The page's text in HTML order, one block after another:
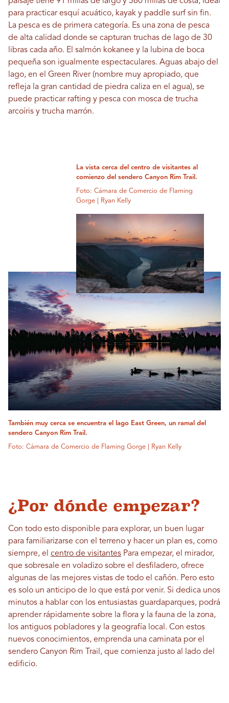
para practicar esquí acuático, kayak y paddle surf sin fin.
La pesca es de primera categoría. Es una zona de pesca
de alta calidad donde se capturan truchas de lago de 30
libras cada año. El salmón kokanee y la lubina de boca
pequeña son igualmente espectaculares. Aguas abajo del
lago, en el Green River (nombre muy apropiado, que
refleja la gran cantidad de piedra caliza en el agua), se
puede practicar rafting y pesca con mosca de trucha
arcoíris y trucha marrón.
La vista cerca del centro de visitantes al
comienzo del sendero Canyon Rim Trail.
Foto: Cámara de Comercio de Flaming
Gorge | Ryan Kelly
También muy cerca se encuentra el lago East Green, un ramal del
sendero Canyon Rim Trail.
Foto: Cámara de Comercio de Flaming Gorge | Ryan Kelly
¿Por dónde empezar?
Con todo esto disponible para explorar, un buen lugar
para familiarizarse con el terreno y hacer un plan es, como
siempre, el centro de visitantes Para empezar, el mirador,
que sobresale en voladizo sobre el desfiladero, ofrece
algunas de las mejores vistas de todo el cañón. Pero esto
es solo un anticipo de lo que está por venir. Si dedica unos
minutos a hablar con los entusiastas guardaparques, podrá
aprender rápidamente sobre la flora y la fauna de la zona,
los antiguos pobladores y la geografía local. Con estos
nuevos conocimientos, emprenda una caminata por el
sendero Canyon Rim Trail, que comienza justo al lado del
edificio.